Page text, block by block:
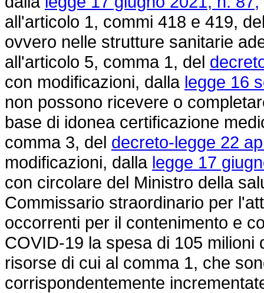
all'articolo 1, commi 418 e 419,
ovvero nelle strutture sanitarie
all'articolo 5, comma 1, del
con modificazioni, dalla legge 16
non possono ricevere o
base di idonea certificazione
comma 3, del decreto-legge 22
modificazioni, dalla legge 17
con circolare del Ministro della
Commissario straordinario per
occorrenti per il contenimento e
COVID-19 la spesa di 105
risorse di cui al comma 1, che
corrispondentemente